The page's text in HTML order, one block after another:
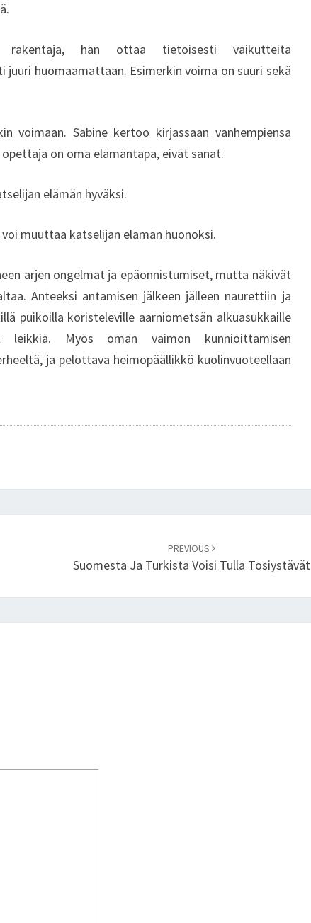
rakentaja, hän ottaa tietoisesti vaikutteita
huomaamattaan. Esimerkin voima on suuri sekä
voimaan. Sabine kertoo kirjassaan vanhempiensa
on oma elämäntapa, eivät sanat.
elämän hyväksi.
muuttaa katselijan elämän huonoksi.
arjen ongelmat ja epäonnistumiset, mutta näkivät
Anteeksi antamisen jälkeen jälleen naurettiin ja
puikoilla koristeleville aarniometsän alkuasukkaille
leikkiä. Myös oman vaimon kunnioittamisen
ja pelottava heimopäällikkö kuolinvuoteellaan
PREVIOUS
Suomesta Ja Turkista Voisi Tulla Tosiystävät